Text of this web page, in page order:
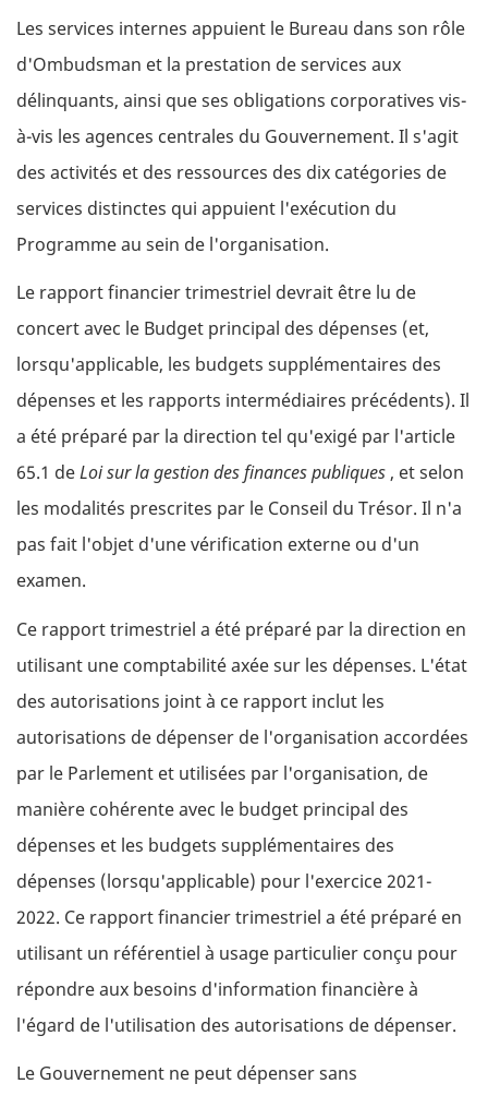
Les services internes appuient le Bureau dans son rôle
d'Ombudsman et la prestation de services aux
délinquants, ainsi que ses obligations corporatives vis-
à-vis les agences centrales du Gouvernement. Il s'agit
des activités et des ressources des dix catégories de
services distinctes qui appuient l'exécution du
Programme au sein de l'organisation.
Le rapport financier trimestriel devrait être lu de
concert avec le Budget principal des dépenses (et,
lorsqu'applicable, les budgets supplémentaires des
dépenses et les rapports intermédiaires précédents). Il
a été préparé par la direction tel qu'exigé par l'article
65.1 deLoi sur la gestion des finances publiques , et selon
les modalités prescrites par le Conseil du Trésor. Il n'a
pas fait l'objet d'une vérification externe ou d'un
examen.
Ce rapport trimestriel a été préparé par la direction en
utilisant une comptabilité axée sur les dépenses. L'état
des autorisations joint à ce rapport inclut les
autorisations de dépenser de l'organisation accordées
par le Parlement et utilisées par l'organisation, de
manière cohérente avec le budget principal des
dépenses et les budgets supplémentaires des
dépenses (lorsqu'applicable) pour l'exercice 2021-
2022. Ce rapport financier trimestriel a été préparé en
utilisant un référentiel à usage particulier conçu pour
répondre aux besoins d'information financière à
l'égard de l'utilisation des autorisations de dépenser.
Le Gouvernement ne peut dépenser sans